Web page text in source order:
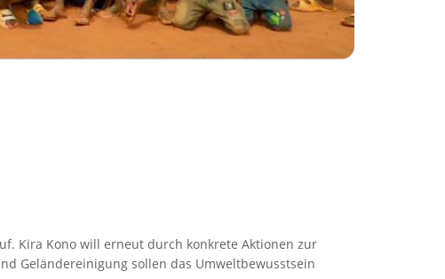
Kira Kono will erneut durch konkrete Aktionen zur
Geländereinigung sollen das Umweltbewusstsein